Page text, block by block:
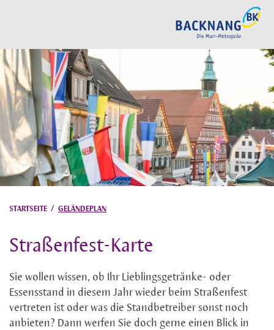
STARTSEITE/ GELÄNDEPLAN
Straßenfest-Karte
Sie wollen wissen, ob Ihr Lieblingsgetränke- oder
Essensstand in diesem Jahr wieder beim Straßenfest
vertreten ist oder was die Standbetreiber sonst noch
anbieten? Dann werfen Sie doch gerne einen Blick in